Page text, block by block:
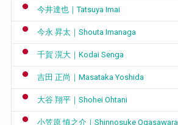
今井達也｜Tatsuya Imai
今永 昇太｜Shouta Imanaga
千賀 滉大｜Kodai Senga
吉田 正尚｜Masataka Yoshida
大谷 翔平｜Shohei Ohtani
小笠原 慎之介｜Shinnosuke Ogasawara